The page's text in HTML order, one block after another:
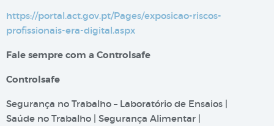
https://portal.act.gov.pt/Pages/exposicao-riscos-
profissionais-era-digital.aspx
Fale sempre com a Controlsafe
Controlsafe
Segurança no Trabalho – Laboratório de Ensaios |
Saúde no Trabalho | Segurança Alimentar |